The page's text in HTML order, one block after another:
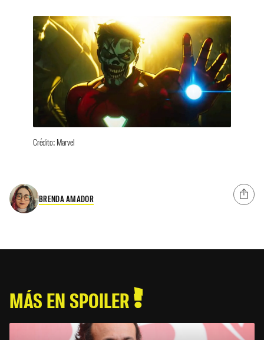
Crédito: Marvel
BRENDA AMADOR
MÁS EN SPOILER